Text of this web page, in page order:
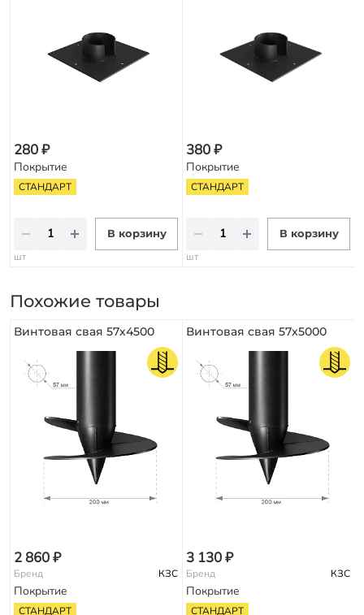
280 ₽
Покрытие
СТАНДАРТ
В корзину
шт
380 ₽
Покрытие
СТАНДАРТ
В корзину
шт
Похожие товары
Винтовая свая 57х4500
2 860 ₽
Бренд КЗС
Покрытие
СТАНДАРТ
Винтовая свая 57х5000
3 130 ₽
Бренд КЗС
Покрытие
СТАНДАРТ